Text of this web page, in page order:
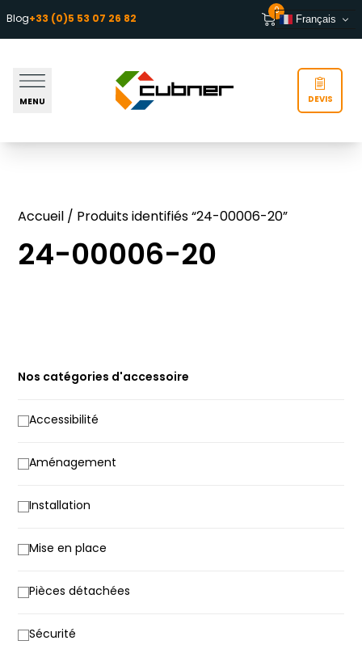
Aller au contenu
Blog+33 (0)5 53 07 26 82
0
Français
MENU DEVIS
Accueil/ Produits identifiés “24-00006-20”
24-00006-20
Nos catégories d'accessoire
Accessibilité
Aménagement
Installation
Mise en place
Pièces détachées
Sécurité